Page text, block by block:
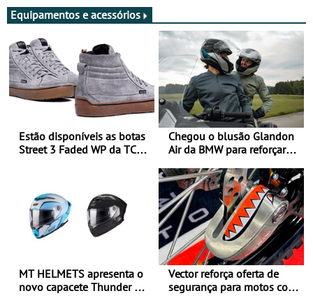
Equipamentos e acessórios
Estão disponíveis as botas
Street 3 Faded WP da TCX
Chegou o blusão Glandon
Air da BMW para reforçar
verão
MT HELMETS apresenta o
novo capacete Thunder 4 R
Vector reforça oferta de
segurança para motos com